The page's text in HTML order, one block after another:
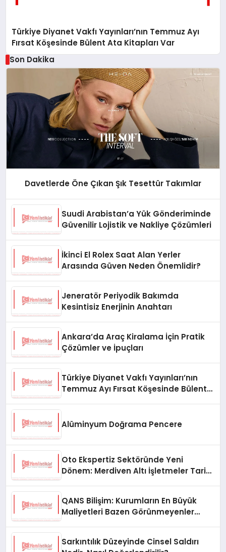
Türkiye Diyanet Vakfı Yayınları’nın Temmuz Ayı
Fırsat Köşesinde Bülent Ata Kitapları Var
Son Dakika
Davetlerde Öne Çıkan Şık Tesettür Takımlar
Suudi Arabistan’a Yük Gönderiminde
Güvenilir Lojistik ve Nakliye Çözümleri
İkinci El Rolex Saat Alan Yerler
Arasında Güven Neden Önemlidir?
Jeneratör Periyodik Bakımda
Kesintisiz Enerjinin Anahtarı
Ankara’da Araç Kiralama İçin Pratik
Çözümler ve İpuçları
Türkiye Diyanet Vakfı Yayınları’nın
Temmuz Ayı Fırsat Köşesinde Bülent
Alüminyum Doğrama Pencere
Oto Ekspertiz Sektöründe Yeni
Dönem: Merdiven Altı İşletmeler Tarih
QANS Bilişim: Kurumların En Büyük
Maliyetleri Bazen Görünmeyenler
Sarkıntılık Düzeyinde Cinsel Saldırı